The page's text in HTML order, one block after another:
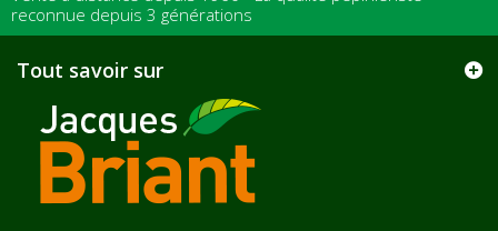
reconnue depuis 3 générations
Tout savoir sur